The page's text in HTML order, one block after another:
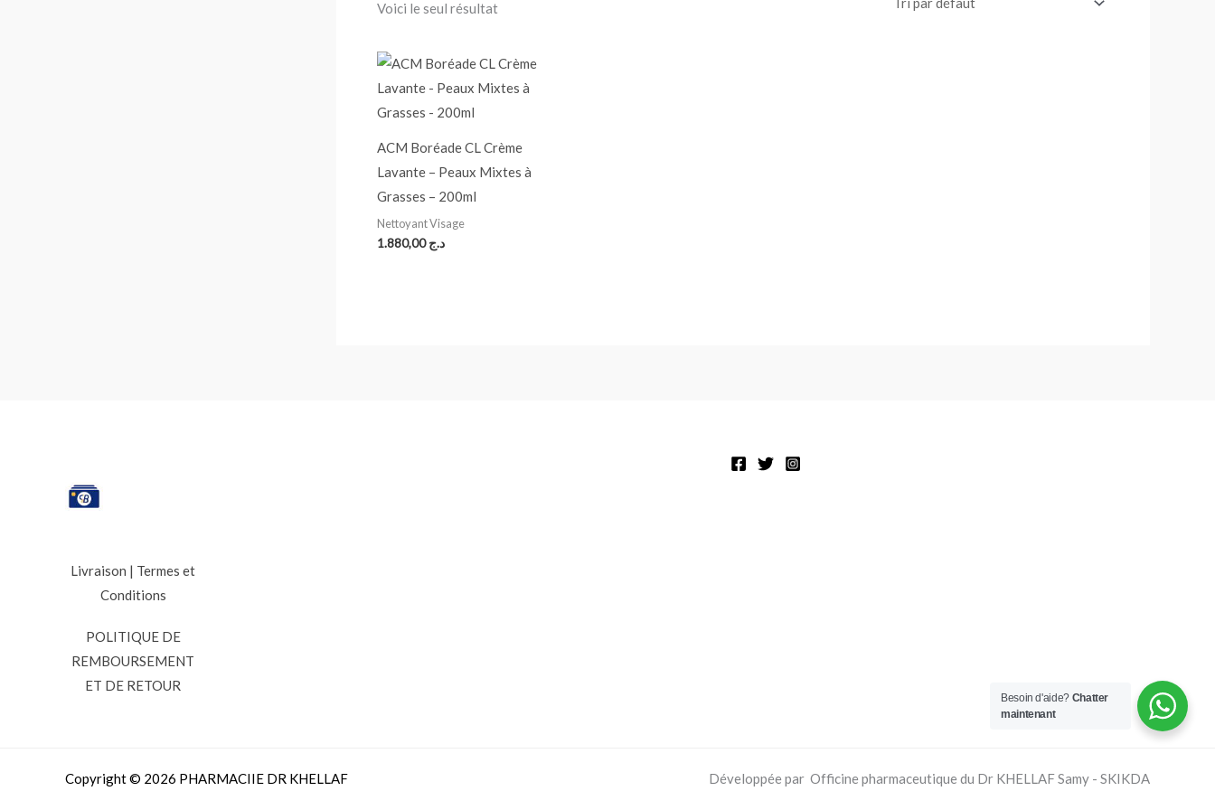
Voici le seul résultat
ACM Boréade CL Crème
Lavante – Peaux Mixtes à
Grasses – 200ml
Nettoyant Visage
د.ج1.880,00
Livraison | Termes et
Conditions
POLITIQUE DE
REMBOURSEMENT
ET DE RETOUR
Copyright © 2026 PHARMACIIE DR KHELLAF Développée par Officine pharmaceutique du Dr KHELLAF Samy - SKIKDA
Besoin d'aide? Chatter
maintenant